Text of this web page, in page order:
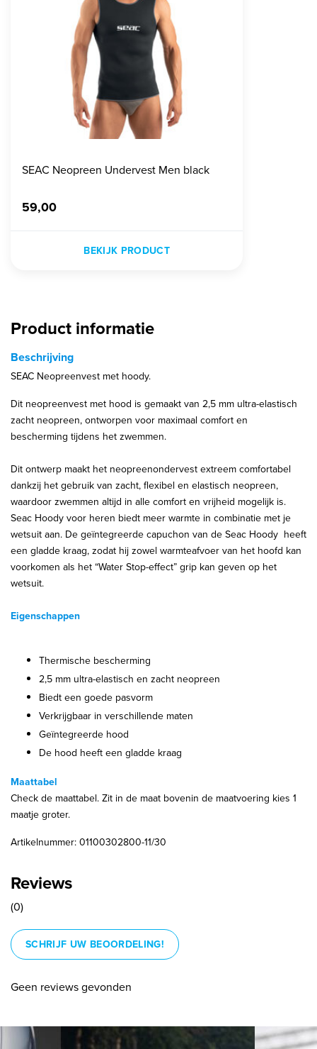
SEAC Neopreen Undervest Men black
59,00
BEKIJK PRODUCT
Product informatie
Beschrijving
SEAC Neopreenvest met hoody.
Dit neopreenvest met hood is gemaakt van 2,5 mm ultra-elastisch
zacht neopreen, ontworpen voor maximaal comfort en
bescherming tijdens het zwemmen.
Dit ontwerp maakt het neopreenondervest extreem comfortabel
dankzij het gebruik van zacht, flexibel en elastisch neopreen,
waardoor zwemmen altijd in alle comfort en vrijheid mogelijk is.
Seac Hoody voor heren biedt meer warmte in combinatie met je
wetsuit aan. De geïntegreerde capuchon van de Seac Hoody heeft
een gladde kraag, zodat hij zowel warmteafvoer van het hoofd kan
voorkomen als het “Water Stop-effect” grip kan geven op het
wetsuit.
Eigenschappen
Thermische bescherming
2,5 mm ultra-elastisch en zacht neopreen
Biedt een goede pasvorm
Verkrijgbaar in verschillende maten
Geïntegreerde hood
De hood heeft een gladde kraag
Maattabel
Check de maattabel. Zit in de maat bovenin de maatvoering kies 1
maatje groter.
Artikelnummer: 01100302800-11/30
Reviews
(0)
SCHRIJF UW BEOORDELING!
Geen reviews gevonden